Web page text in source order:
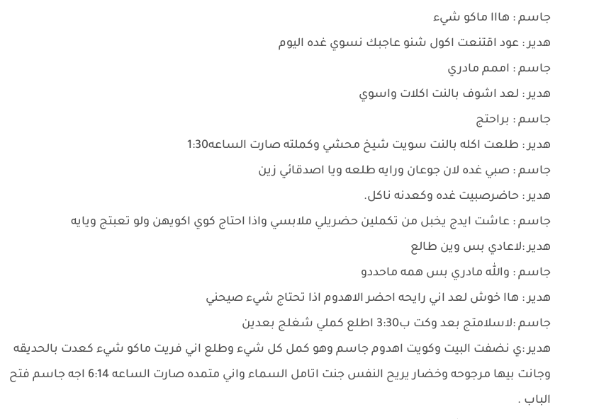
جاسم : هااا ماكو شيء
هدير : عود اقتنعت اكول شنو عاجبك نسوي غده اليوم
جاسم : اممم مادري
هدير : لعد اشوف بالنت اكلات واسوي
جاسم : براحتج
هدير : طلعت اكله بالنت سويت شيخ محشي وكملته صارت الساعه1:30
جاسم : صبي غده لان جوعان ورايه طلعه ويا اصدقائي زين
هدير : حاضرصبيت غده وكعدنه ناكل.
جاسم : عاشت ايدج يخبل من تكملين حضريلي ملابسي واذا احتاج كوي اكويهن ولو تعبتج ويايه
هدير :لاعادي بس وين طالع
جاسم : والله مادري بس همه ماحددو
هدير : هاا خوش لعد اني رايحه احضر الاهدوم اذا تحتاج شيء صيحني
جاسم :لاسلامتج بعد وكت ب3:30 اطلع كملي شغلج بعدين
هدير :ي نضفت البيت وكويت اهدوم جاسم وهو كمل كل شيء وطلع اني فريت ماكو شيء كعدت بالحديقه
وجانت بيها مرجوحه وخضار يريح النفس جنت اتامل السماء واني متمده صارت الساعه 6:14 اجه جاسم فتح
الباب .